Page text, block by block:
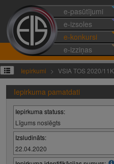
e-pasūtījumi
e-izsoles
e-konkursi
e-izziņas
Iepirkumi VSIA TOS 2020/11K
Iepirkuma pamatdati
Iepirkuma statuss:
Līgums noslēgts
Izsludināts:
22.04.2020